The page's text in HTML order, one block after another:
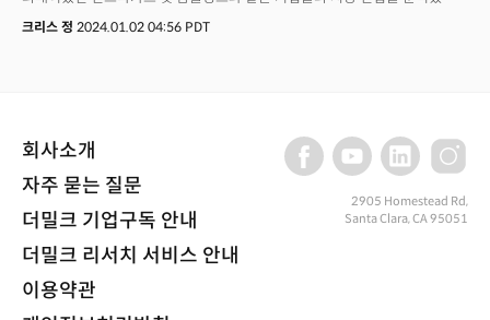
IPO 시장의 회복 가능성을 알린 기사로 IPO(Renaissance IPO ETF)는 이후
관련자산: : LLY 6.1% 상승 혁신적인 체중 감량 약물과 함께 헬스케어 섹터의
'게임체인저'로 등극한 일라이릴리의 조명했다. 일라이 릴리가 세계 1위의
헬스케어 기업이 되면서 투자자들의 열광적인 현황을 분석했다. 9/22 고금리,
예상보다 더 장기화... 국채에 베팅하고 위험 분산하라관련자산: TLT ETF
선언하며 시장의 변동성이 커질때 더밀크는 시장의 바닥을 예고했다.
채권투자, 그 중에서도 국채투자와 주식시장에 대한 랠리를 전망했다. 10/2
충격적인 클린에너지 성장세..."지금이야말로 투자해야 할 때"관련자산: ICLN
크리스 정 2024.01.02 04:56 PDT
회사소개
자주 묻는 질문
더밀크 기업구독 안내
더밀크 리서치 서비스 안내
이용약관
2905 Homestead Rd,
Santa Clara, CA 95051